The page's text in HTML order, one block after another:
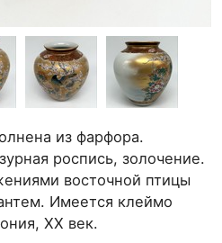
из фарфора.
роспись, золочение.
восточной птицы
Имеется клеймо
XX век.